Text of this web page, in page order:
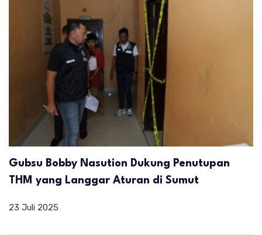
Gubsu Bobby Nasution Dukung Penutupan
THM yang Langgar Aturan di Sumut
23 Juli 2025